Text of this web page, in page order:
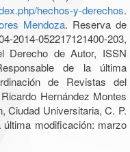
hechos-y-derechos.
Mendoza. Reserva de
052217121400-203,
Derecho de Autor, ISSN
de la última
de Revistas del
Hernández Montes
Ciudad Universitaria, C. P.
modificación: marzo